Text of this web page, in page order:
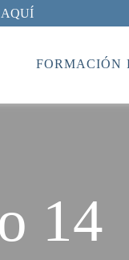
FORMACIÓN
14